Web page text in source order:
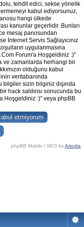
tehdit edici, sekse yönelik
kabul ediyorsunuz,
hangi ülkede
kanunlar geçerlidir. Bunları
mesaj panosundan
İnternet Servis Sağlayıcınız
uygulanmasına
Forum'a Hoşgeldiniz :)"
ve zamanlarda herhangi bir
olduğunu kabul
veritabanında
bilgiler sizin bilginiz dışında
hack saldırısı sonucunda bu
Hoşgeldiniz :)" veya phpBB
phpBB Mobile / SEO byArtodia